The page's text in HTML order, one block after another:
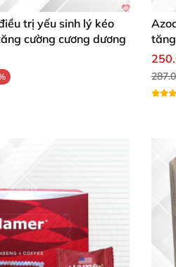
trị yếu sinh lý kéo
cường cương dương